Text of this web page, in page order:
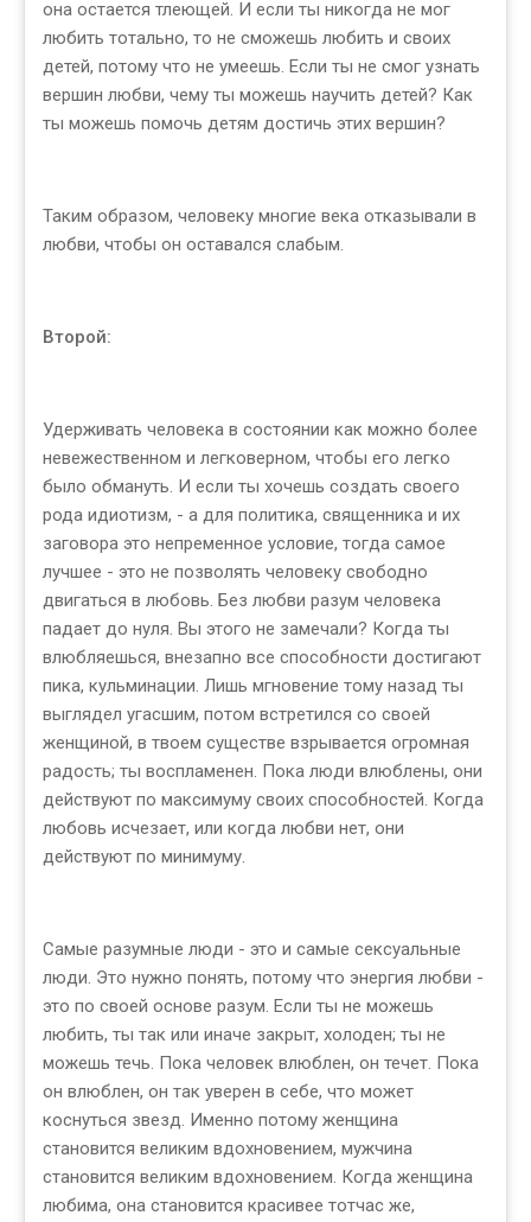
она остается тлеющей. И если ты никогда не мог
любить тотально, то не сможешь любить и своих
детей, потому что не умеешь. Если ты не смог узнать
вершин любви, чему ты можешь научить детей? Как
ты можешь помочь детям достичь этих вершин?
Таким образом, человеку многие века отказывали в
любви, чтобы он оставался слабым.
Второй:
Удерживать человека в состоянии как можно более
невежественном и легковерном, чтобы его легко
было обмануть. И если ты хочешь создать своего
рода идиотизм, - а для политика, священника и их
заговора это непременное условие, тогда самое
лучшее - это не позволять человеку свободно
двигаться в любовь. Без любви разум человека
падает до нуля. Вы этого не замечали? Когда ты
влюбляешься, внезапно все способности достигают
пика, кульминации. Лишь мгновение тому назад ты
выглядел угасшим, потом встретился со своей
женщиной, в твоем существе взрывается огромная
радость; ты воспламенен. Пока люди влюблены, они
действуют по максимуму своих способностей. Когда
любовь исчезает, или когда любви нет, они
действуют по минимуму.
Самые разумные люди - это и самые сексуальные
люди. Это нужно понять, потому что энергия любви -
это по своей основе разум. Если ты не можешь
любить, ты так или иначе закрыт, холоден; ты не
можешь течь. Пока человек влюблен, он течет. Пока
он влюблен, он так уверен в себе, что может
коснуться звезд. Именно потому женщина
становится великим вдохновением, мужчина
становится великим вдохновением. Когда женщина
любима, она становится красивее тотчас же,